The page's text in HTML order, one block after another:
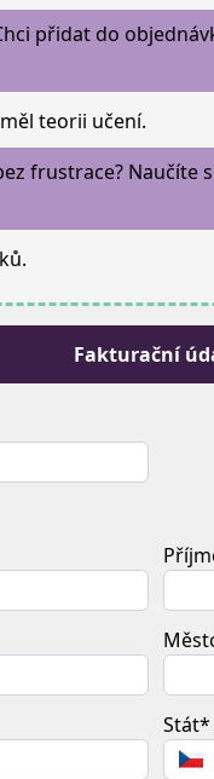
přidat do
teorii učení.
frustrace? Naučíte
Fakturační
Stát*